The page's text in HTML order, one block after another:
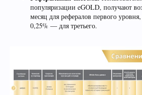
популяризации eGOLD, получают
месяц для рефералов первого
0,25% — для третьего.